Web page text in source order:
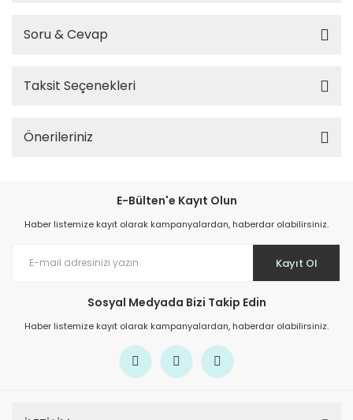
Soru & Cevap
Taksit Seçenekleri
Önerileriniz
E-Bülten'e Kayıt Olun
Haber listemize kayıt olarak kampanyalardan, haberdar olabilirsiniz.
Kayıt Ol
Sosyal Medyada Bizi Takip Edin
Haber listemize kayıt olarak kampanyalardan, haberdar olabilirsiniz.